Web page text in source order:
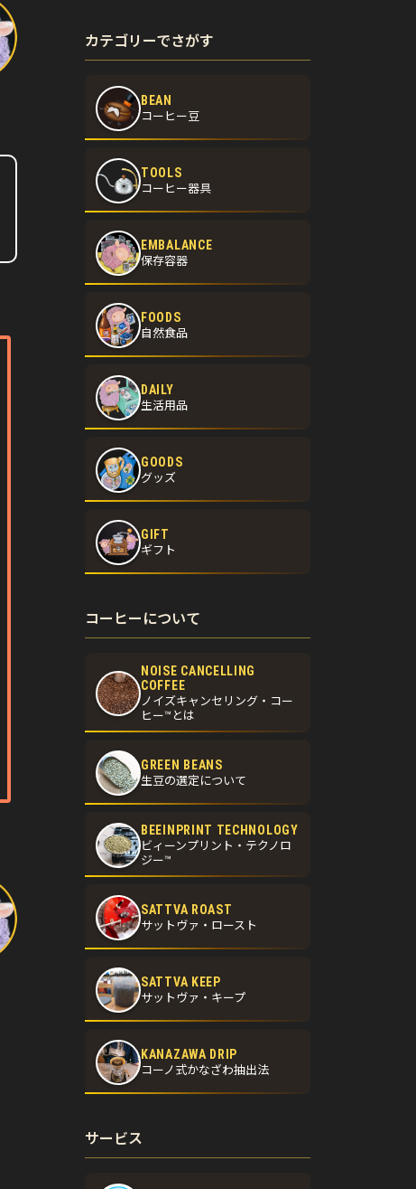
カテゴリーでさがす
BEAN
コーヒー豆
TOOLS
コーヒー器具
EMBALANCE
保存容器
FOODS
自然食品
DAILY
生活用品
GOODS
グッズ
GIFT
ギフト
コーヒーについて
NOISE CANCELLING
COFFEE
ノイズキャンセリング・コー
ヒー™とは
GREEN BEANS
生豆の選定について
BEEINPRINT TECHNOLOGY
ビィーンプリント・テクノロ
ジー™
SATTVA ROAST
サットヴァ・ロースト
SATTVA KEEP
サットヴァ・キープ
KANAZAWA DRIP
コーノ式かなざわ抽出法
サービス